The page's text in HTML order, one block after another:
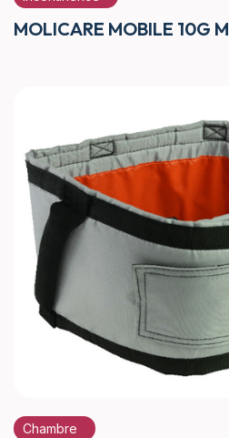
MOLICARE MOBILE 10G M
Chambre